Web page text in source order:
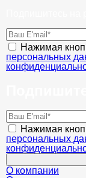
Нажимая
персональных
Нажимая
персональных
О компании